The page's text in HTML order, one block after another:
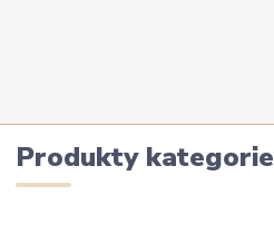
Produkty kategorie